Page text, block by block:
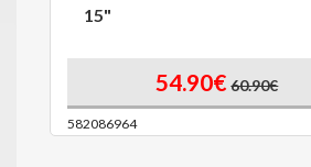
15"
54.90€ 60.90€
582086964